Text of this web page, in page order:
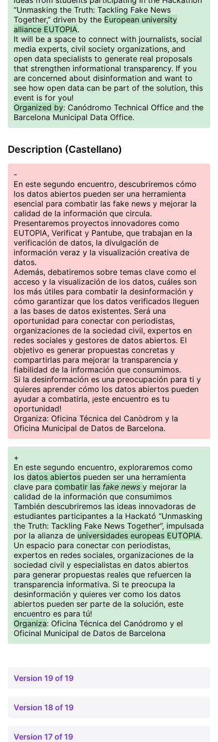
“Unmasking the Truth: Tackling Fake News
Together,” driven by the European university
alliance EUTOPIA.
It will be a space to connect with journalists, social
media experts, civil society organizations, and
open data specialists to generate real proposals
that strengthen informational transparency. If you
are concerned about disinformation and want to
see how open data can be part of the solution, this
event is for you!
Organized by: Canódromo Technical Office and the
Barcelona Municipal Data Office.
Description (Castellano)
-
En este segundo encuentro, descubriremos cómo
los datos abiertos pueden ser una herramienta
esencial para combatir las fake news y mejorar la
calidad de la información que circula.
Presentaremos proyectos innovadores como
EUTOPIA, Verificat y Pantube, que trabajan en la
verificación de datos, la divulgación de
información veraz y la visualización creativa de
datos.
Además, debatiremos sobre temas clave como el
acceso y la visualización de los datos, cuáles son
los más útiles para combatir la desinformación y
cómo garantizar que los datos verificados lleguen
a las bases de datos existentes. Será una
oportunidad para conectar con periodistas,
organizaciones de la sociedad civil, expertos en
redes sociales y gestores de datos abiertos. El
objetivo es generar propuestas concretas y
compartirlas para mejorar la transparencia y
fiabilidad de la información que consumimos.
Si la desinformación es una preocupación para ti y
quieres aprender cómo los datos abiertos pueden
ayudar a combatirla, ¡este encuentro es tu
oportunidad!
Organiza: Oficina Técnica del Canòdrom y la
Oficina Municipal de Datos de Barcelona.
+
En este segundo encuentro, exploraremos como
los datos abiertos pueden ser una herramienta
clave para combatir las fake news y mejorar la
calidad de la información que consumimos
También descubriremos las ideas innovadoras de
estudiantes participantes a la Hackató “Unmasking
the Truth: Tackling Fake News Together”, impulsada
por la alianza de universidades europeas EUTOPIA.
Un espacio para conectar con periodistas,
expertos en redes sociales, organizaciones de la
sociedad civil y especialistas en datos abiertos
para generar propuestas reales que refuercen la
transparencia informativa. Si te preocupa la
desinformación y quieres ver como los datos
abiertos pueden ser parte de la solución, este
encuentro es para tú!
Organiza: Oficina Técnica del Canódromo y el
Oficinal Municipal de Datos de Barcelona
Version 19 of 19
Version 18 of 19
Version 17 of 19